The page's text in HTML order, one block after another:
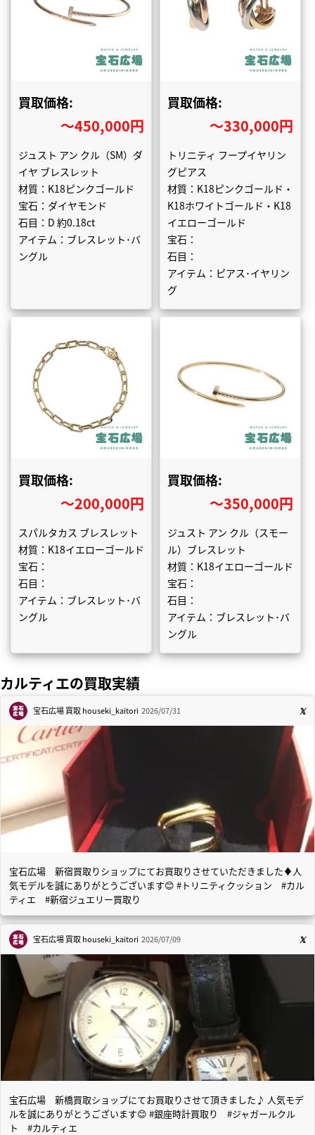
買取価格:
〜450,000円
ジュスト アン クル（SM）ダ
イヤ ブレスレット
材質：K18ピンクゴールド
宝石：ダイヤモンド
石目：D 約0.18ct
アイテム：ブレスレット･バ
ングル
買取価格:
〜330,000円
トリニティ フープイヤリン
グピアス
材質：K18ピンクゴールド・
K18ホワイトゴールド・K18
イエローゴールド
宝石：
石目：
アイテム：ピアス･イヤリン
グ
買取価格:
〜200,000円
スパルタカス ブレスレット
材質：K18イエローゴールド
宝石：
石目：
アイテム：ブレスレット･バ
ングル
買取価格:
〜350,000円
ジュスト アン クル（スモー
ル）ブレスレット
材質：K18イエローゴールド
宝石：
石目：
アイテム：ブレスレット･バ
ングル
カルティエの買取実績
宝石広場 買取houseki_kaitori 2026/07/31
宝石広場 新宿買取りショップにてお買取りさせていただきました♦️人
気モデルを誠にありがとうございます😊 #トリニティクッション #カル
ティエ #新宿ジュエリー買取り
宝石広場 買取houseki_kaitori 2026/07/09
宝石広場 新橋買取ショップにてお買取りさせて頂きました♪ 人気モデ
ルを誠にありがとうございます😊 #銀座時計買取り #ジャガールクル
ト #カルティエ